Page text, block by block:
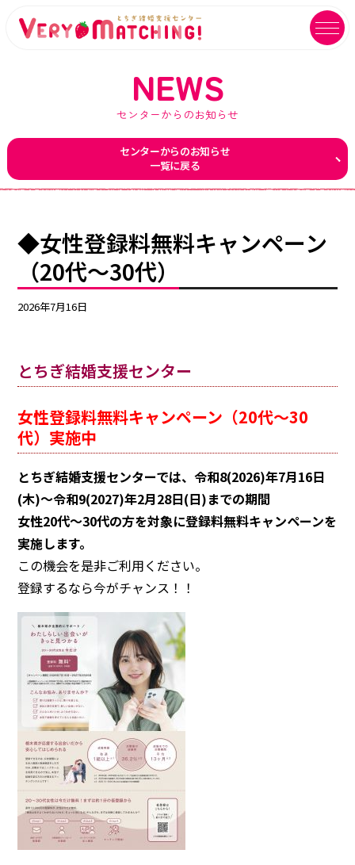
マッチング会員ログイン イベントユーザーログイン
マッチング
ご成婚カップルメッセージ
注意事項
イベント
DATING
交際応援
SUPPORT
応援・協賛企業
ARCHIVE
アーカイブ
NEWS
センターからのお知らせ
◯センターへのアクセス ◯お問い合わせ
NEWS
センターからのお知らせ
センターからのお知らせ
一覧に戻る
◆女性登録料無料キャンペーン
（20代～30代）
2026年7月16日
とちぎ結婚支援センター
女性登録料無料キャンペーン （20代～30
代）実施中
とちぎ結婚支援センターでは、令和8(2026)年7月16日
(木)～令和9(2027)年2月28日(日)までの期間
女性20代～30代の方を対象に登録料無料キャンペーンを
実施します。
この機会を是非ご利用ください。
登録するなら今がチャンス！！